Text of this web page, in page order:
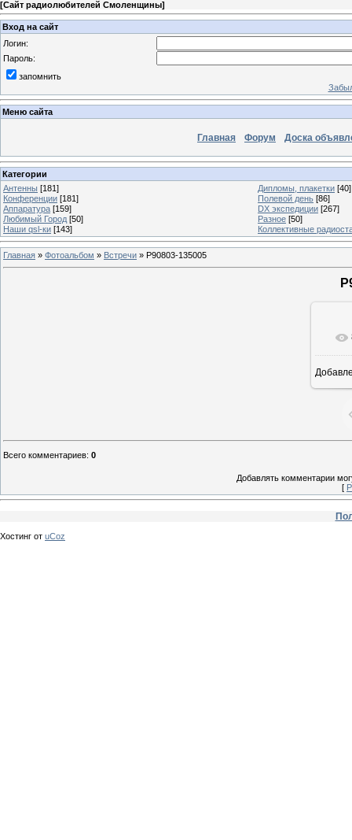
[Сайт радиолюбителей Смоленщины]
Вход на сайт
Логин:
Пароль:
запомнить
Меню сайта
Главная Форум Доска
Категории
Антенны [181] Дипломы, плакетки [40]
Конференции [181] Полевой день [86]
Аппаратура [159] DX экспедиции [267]
Любимый Город [50] Разное [50]
Наши qsl-ки [143] Коллективные
Главная » Фотоальбом » Встречи » P90803-135005
Всего комментариев: 0
Добавлять комментарии
[
Хостинг от uCoz